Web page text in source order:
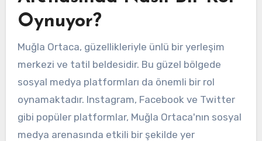
Oynuyor?
Muğla Ortaca, güzellikleriyle ünlü bir yerleşim
merkezi ve tatil beldesidir. Bu güzel bölgede
sosyal medya platformları da önemli bir rol
oynamaktadır. Instagram, Facebook ve Twitter
gibi popüler platformlar, Muğla Ortaca'nın sosyal
medya arenasında etkili bir şekilde yer